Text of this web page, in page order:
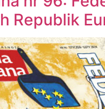
Republik